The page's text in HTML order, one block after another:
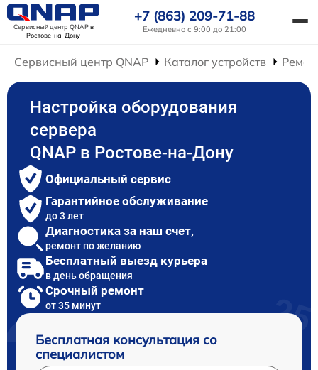
Сервисный центр QNAPв
Ростове-на-Дону
+7 (863) 209-71-88
Ежедневно с 9:00 до 21:00
Сервисный центр QNAP Каталог устройств
Настройка оборудования
сервера
QNAP в Ростове-на-Дону
Официальный сервис
Гарантийное обслуживание
до 3 лет
Диагностика за наш счет,
ремонт по желанию
Бесплатный выезд курьера
в день обращения
Срочный ремонт
от 35 минут
Бесплатная консультация со
специалистом